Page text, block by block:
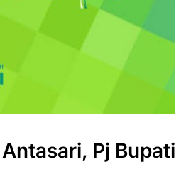
Pj Bupati